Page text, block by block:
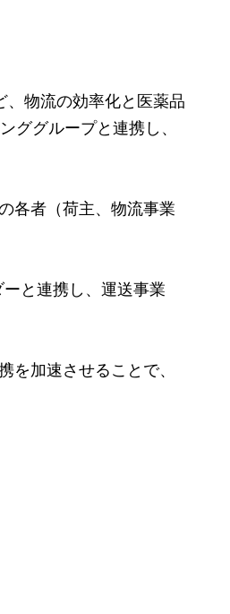
、物流の効率化と医薬品
ググループと連携し、
各者（荷主、物流事業
と連携し、運送事業
加速させることで、